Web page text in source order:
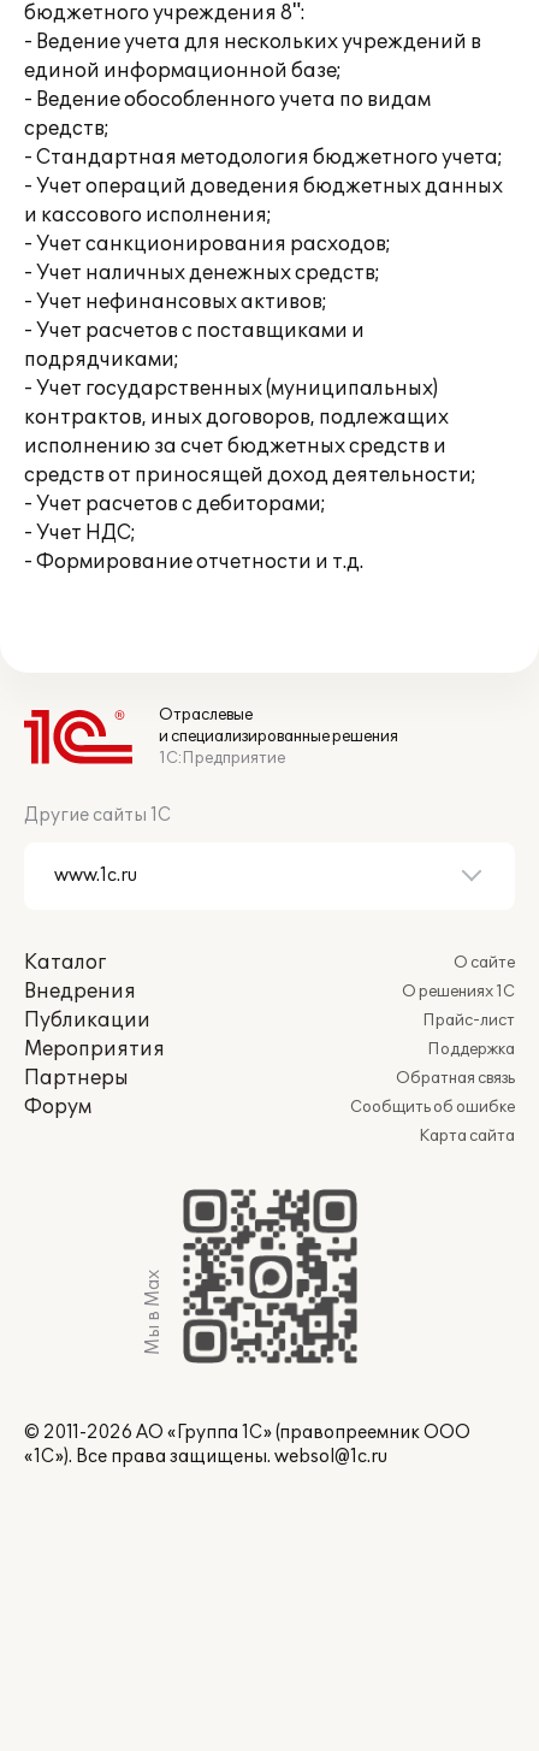
бюджетного учреждения 8":
- Ведение учета для нескольких учреждений в
единой информационной базе;
- Ведение обособленного учета по видам
средств;
- Стандартная методология бюджетного учета;
- Учет операций доведения бюджетных данных
и кассового исполнения;
- Учет санкционирования расходов;
- Учет наличных денежных средств;
- Учет нефинансовых активов;
- Учет расчетов с поставщиками и
подрядчиками;
- Учет государственных (муниципальных)
контрактов, иных договоров, подлежащих
исполнению за счет бюджетных средств и
средств от приносящей доход деятельности;
- Учет расчетов с дебиторами;
- Учет НДС;
- Формирование отчетности и т.д.
Отраслевые
и специализированные решения
1С:Предприятие
Другие сайты 1С
Каталог
Внедрения
Публикации
Мероприятия
Партнеры
Форум
О сайте
О решениях 1С
Прайс-лист
Поддержка
Обратная связь
Сообщить об ошибке
Карта сайта
Мы в Max
© 2011-2026 АО «Группа 1С» (правопреемник ООО
«1С»). Все права защищены. websol@1c.ru